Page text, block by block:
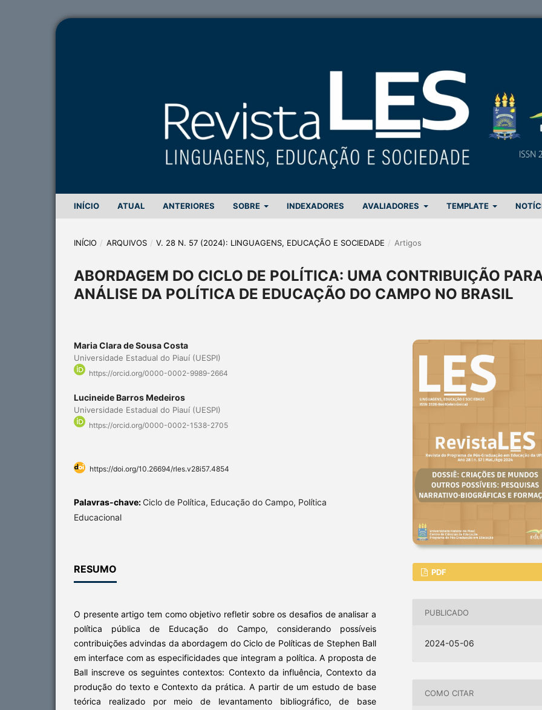
INÍCIO ATUAL ANTERIORES SOBRE INDEXADORES AVALIADORES TEMPLATE
INÍCIO / ARQUIVOS / V. 28 N. 57 (2024): LINGUAGENS, EDUCAÇÃO E SOCIEDADE / Artigos
ABORDAGEM DO CICLO DE POLÍTICA: UMA CONTRIBUIÇÃO
ANÁLISE DA POLÍTICA DE EDUCAÇÃO DO CAMPO NO BRASIL
Maria Clara de Sousa Costa
Universidade Estadual do Piauí (UESPI)
https://orcid.org/0000-0002-9989-2664
Lucineide Barros Medeiros
Universidade Estadual do Piauí (UESPI)
https://orcid.org/0000-0002-1538-2705
https://doi.org/10.26694/rles.v28i57.4854
Palavras-chave: Ciclo de Política, Educação do Campo, Política
Educacional
RESUMO
O presente artigo tem como objetivo refletir sobre os desafios de analisar a
política pública de Educação do Campo, considerando possíveis
contribuições advindas da abordagem do Ciclo de Políticas de Stephen Ball
em interface com as especificidades que integram a política. A proposta de
Ball inscreve os seguintes contextos: Contexto da influência, Contexto da
produção do texto e Contexto da prática. A partir de um estudo de base
teórica realizado por meio de levantamento bibliográfico, de base
PDF
PUBLICADO
2024-05-06
COMO CITAR